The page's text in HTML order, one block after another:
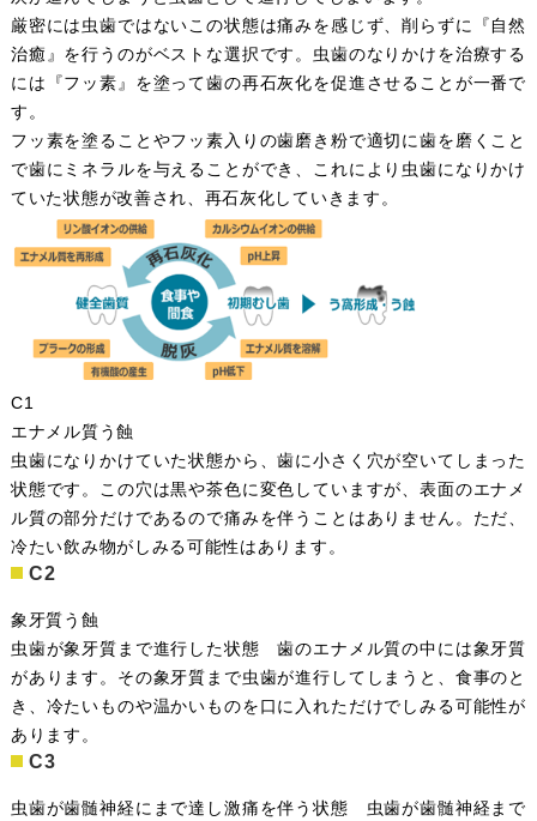
厳密には虫歯ではないこの状態は痛みを感じず、削らずに『自然
治癒』を行うのがベストな選択です。虫歯のなりかけを治療する
には『フッ素』を塗って歯の再石灰化を促進させることが一番で
す。
フッ素を塗ることやフッ素入りの歯磨き粉で適切に歯を磨くこと
で歯にミネラルを与えることができ、これにより虫歯になりかけ
ていた状態が改善され、再石灰化していきます。
C1
エナメル質う蝕
虫歯になりかけていた状態から、歯に小さく穴が空いてしまった
状態です。この穴は黒や茶色に変色していますが、表面のエナメ
ル質の部分だけであるので痛みを伴うことはありません。ただ、
冷たい飲み物がしみる可能性はあります。
C2
象牙質う蝕
虫歯が象牙質まで進行した状態 歯のエナメル質の中には象牙質
があります。その象牙質まで虫歯が進行してしまうと、食事のと
き、冷たいものや温かいものを口に入れただけでしみる可能性が
あります。
C3
虫歯が歯髄神経にまで達し激痛を伴う状態 虫歯が歯髄神経まで